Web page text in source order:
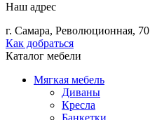
Наш адрес
г. Самара, Революционная, 70
Как добраться
Каталог мебели
Мягкая мебель
Диваны
Кресла
Банкетки